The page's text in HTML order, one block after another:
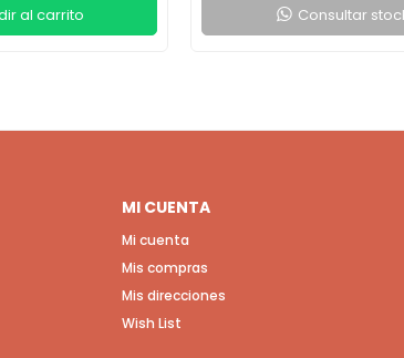
Consultar
MI CUENTA
Mi cuenta
Mis compras
Mis direcciones
Wish List